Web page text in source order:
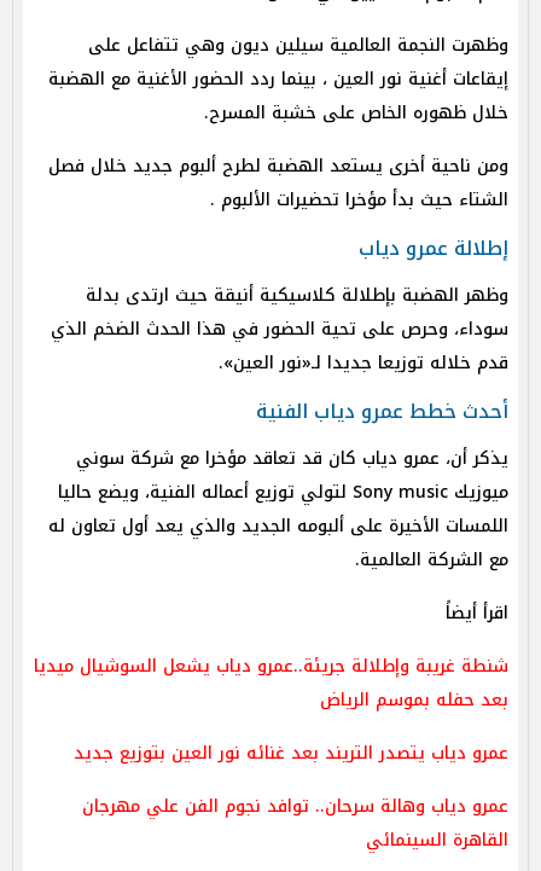
وظهرت النجمة العالمية سيلين ديون وهي تتفاعل على
إيقاعات أغنية نور العين ، بينما ردد الحضور الأغنية مع الهضبة
خلال ظهوره الخاص على خشبة المسرح.
ومن ناحية أخرى يستعد الهضبة لطرح ألبوم جديد خلال فصل
الشتاء حيث بدأ مؤخرا تحضيرات الألبوم .
إطلالة عمرو دياب
وظهر الهضبة بإطلالة كلاسيكية أنيقة حيث ارتدى بدلة
سوداء، وحرص على تحية الحضور في هذا الحدث الضخم الذي
قدم خلاله توزيعا جديدا لـ«نور العين».
أحدث خطط عمرو دياب الفنية
يذكر أن، عمرو دياب كان قد تعاقد مؤخرا مع شركة سوني
ميوزيك Sony music لتولي توزيع أعماله الفنية، ويضع حاليا
اللمسات الأخيرة على ألبومه الجديد والذي يعد أول تعاون له
مع الشركة العالمية.
اقرأ أيضاً
شنطة غريبة وإطلالة جريئة..عمرو دياب يشعل السوشيال ميديا
بعد حفله بموسم الرياض
عمرو دياب يتصدر التريند بعد غنائه نور العين بتوزيع جديد
عمرو دياب وهالة سرحان.. توافد نجوم الفن علي مهرجان
القاهرة السينمائي